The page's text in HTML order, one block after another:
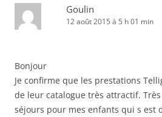
Goulin
12 août 2015 à 5 h 01 min
Bonjour
Je confirme que les prestations
de leur catalogue très attractif.
séjours pour mes enfants qui s est